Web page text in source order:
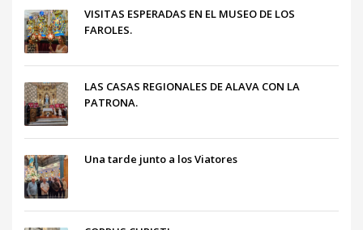
VISITAS ESPERADAS EN EL MUSEO DE LOS
FAROLES.
LAS CASAS REGIONALES DE ALAVA CON LA
PATRONA.
Una tarde junto a los Viatores